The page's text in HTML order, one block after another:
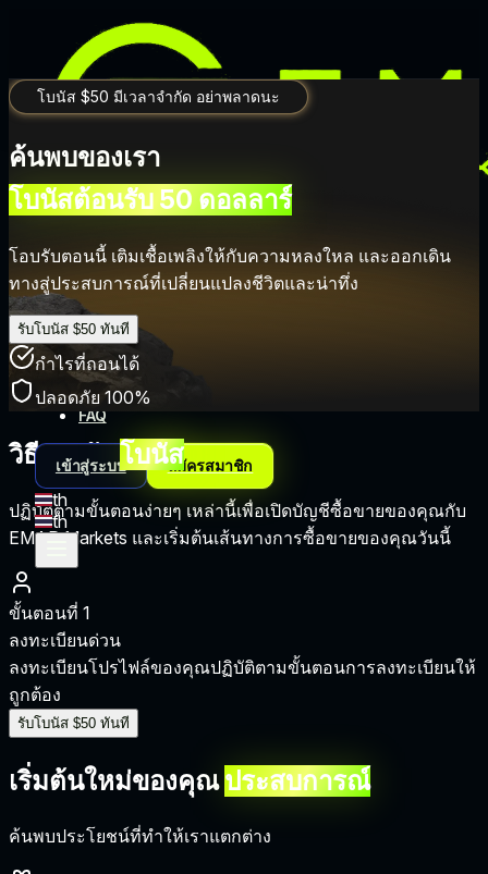
การซื้อขาย
โปรโมชั่น
บริษัท
พันธมิตร
FAQ
เข้าสู่ระบบ สมัครสมาชิก
th
th
โบนัส $50 มีเวลาจำกัด อย่าพลาดนะ
ค้นพบของเรา
โบนัสต้อนรับ 50 ดอลลาร์
โอบรับตอนนี้ เติมเชื้อเพลิงให้กับความหลงใหล และออกเดิน
ทางสู่ประสบการณ์ที่เปลี่ยนแปลงชีวิตและน่าทึ่ง
รับโบนัส $50 ทันที
กำไรที่ถอนได้
ปลอดภัย 100%
วิธีการรับโบนัส
ปฏิบัติตามขั้นตอนง่ายๆ เหล่านี้เพื่อเปิดบัญชีซื้อขายของคุณกับ
EMAR Markets และเริ่มต้นเส้นทางการซื้อขายของคุณวันนี้
ขั้นตอนที่ 1
ลงทะเบียนด่วน
ลงทะเบียนโปรไฟล์ของคุณปฏิบัติตามขั้นตอนการลงทะเบียนให้
ถูกต้อง
รับโบนัส $50 ทันที
เริ่มต้นใหม่ของคุณประสบการณ์
ค้นพบประโยชน์ที่ทำให้เราแตกต่าง